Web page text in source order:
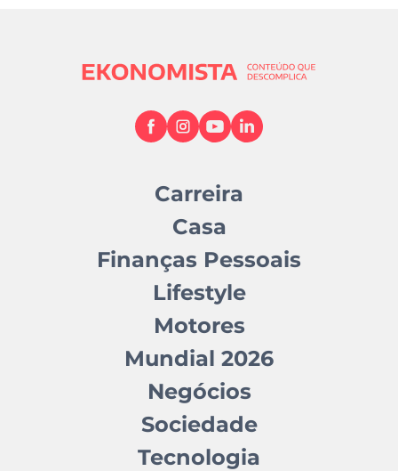
ter limitações em condições adversas, como
neve ou marcações de estrada apagadas, razão
pela qual o condutor nunca
Carreira
Casa
Finanças Pessoais
Lifestyle
Motores
Mundial 2026
Negócios
Sociedade
Tecnologia